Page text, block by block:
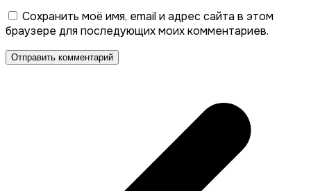
Сохранить моё имя, email и адрес сайта в этом
браузере для последующих моих комментариев.